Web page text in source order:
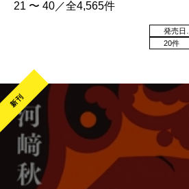
21 〜 40／全4,565件
20件
新刊